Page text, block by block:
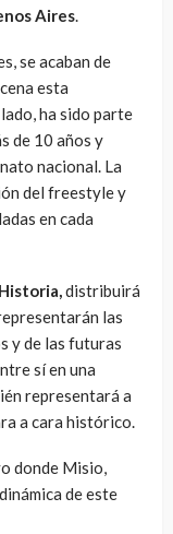
Aires.
se acaban de
esta
ha sido parte
de 10 años y
nacional. La
del freestyle y
en cada
distribuirá
las
y de las futuras
sí en una
representará a
a cara histórico.
donde Misio,
de este